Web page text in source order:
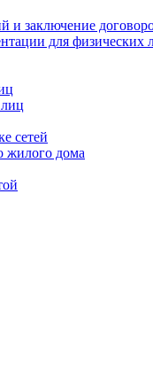
и заключение
для физических
сетей
жилого дома